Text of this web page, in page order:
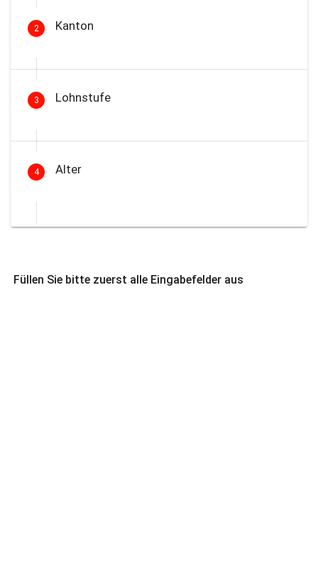
2 Kanton
3 Lohnstufe
4 Alter
Füllen Sie bitte zuerst alle Eingabefelder aus